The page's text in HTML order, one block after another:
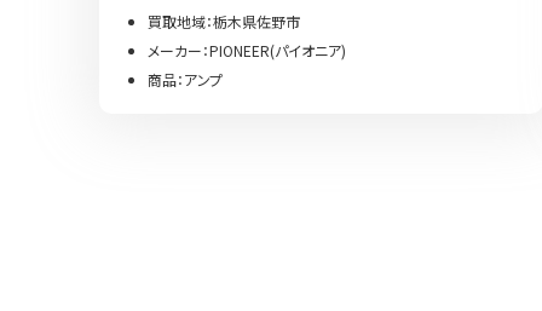
買取地域：栃木県佐野市
メーカー：PIONEER(パイオニア)
商品：アンプ